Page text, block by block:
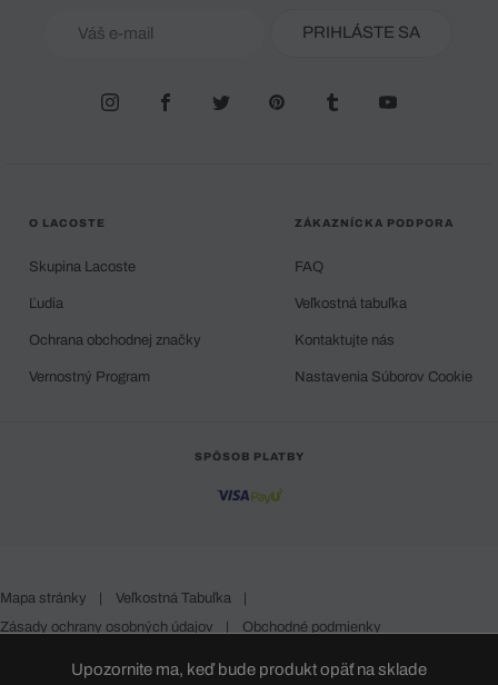
Upozornite ma, keď bude produkt opäť na sklade
PRIHLÁSTE SA
O LACOSTE
Skupina Lacoste
Ľudia
Ochrana obchodnej značky
Vernostný Program
ZÁKAZNÍCKA PODPORA
FAQ
Veľkostná tabuľka
Kontaktujte nás
Nastavenia Súborov Cookie
SPÔSOB PLATBY
Mapa stránky | Veľkostná Tabuľka
|
Zásady ochrany osobných údajov
| Obchodné podmienky